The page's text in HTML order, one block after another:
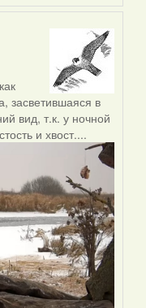
засветившаяся в
вид, т.к. у ночной
и хвост....